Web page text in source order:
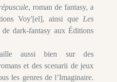
, roman de fantasy, a
Voy'[el], ainsi que Les
dark-fantasy aux Éditions
aussi bien sur des
et des scenarii de jeux
les genres de l’Imaginaire.